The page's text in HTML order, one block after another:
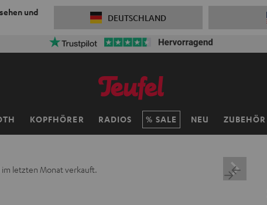
und
DEUTSCHLAND
Versandkosten sparen mit VKF-72F 06D:11
KOPFHÖRER RADIOS SALE NEU ZUBEHÖR
im letzten Monat verkauft.